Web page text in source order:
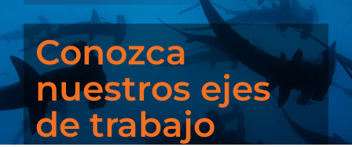
Conozca
nuestros ejes
de trabajo